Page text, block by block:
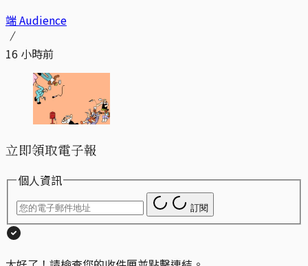
端 Audience
16 小時前
立即領取電子報
個人資訊
訂閱